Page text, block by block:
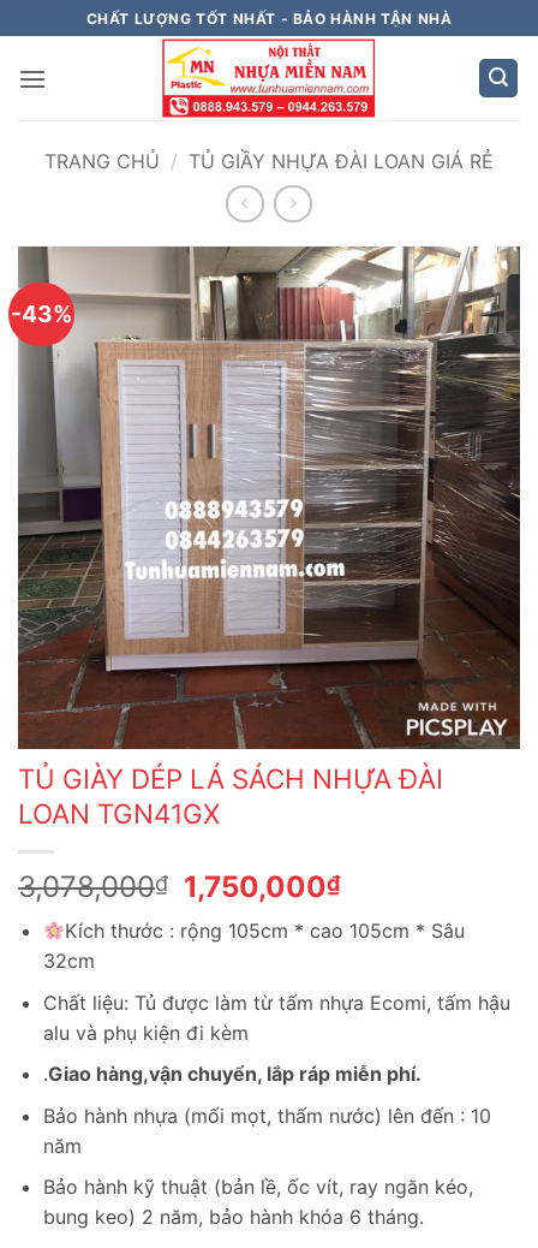
qua
nội
CHẤT LƯỢNG TỐT NHẤT - BẢO HÀNH TẬN NHÀ
TRANG CHỦ / TỦ GIẦY NHỰA ĐÀI LOAN GIÁ RẺ
-43%
TỦ GIÀY DÉP LÁ SÁCH NHỰA ĐÀI
LOAN TGN41GX
3,078,000₫
Giá
gốc
là:
1,750,000₫Giá
hiện
tại
1,750,000₫.
Kích thước : rộng 105cm * cao 105cm * Sâu
32cm
Chất liệu: Tủ được làm từ tấm nhựa Ecomi, tấm hậu
alu và phụ kiện đi kèm
.Giao hàng,vận chuyển, lắp ráp miễn phí.
Bảo hành nhựa (mối mọt, thấm nước) lên đến : 10
năm
Bảo hành kỹ thuật (bản lề, ốc vít, ray ngăn kéo,
bung keo) 2 năm, bảo hành khóa 6 tháng.